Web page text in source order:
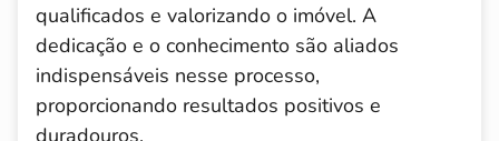
qualificados e valorizando o imóvel. A
dedicação e o conhecimento são aliados
indispensáveis nesse processo,
proporcionando resultados positivos e
duradouros.